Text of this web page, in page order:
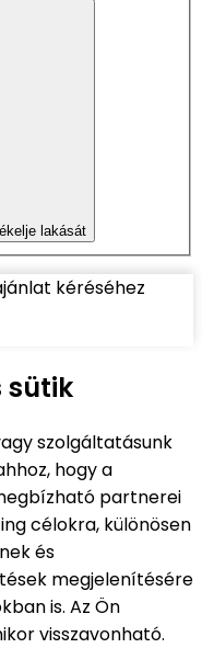
lakását
kéréséhez
sütik
szolgáltatásunk
hogy a
partnerei
célokra, különösen
és
megjelenítésére
is. Az Ön
visszavonható.